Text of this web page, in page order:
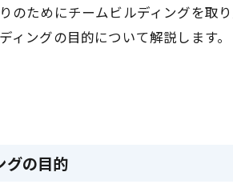
のためにチームビルディングを取
ィングの目的について解説します。
グの目的